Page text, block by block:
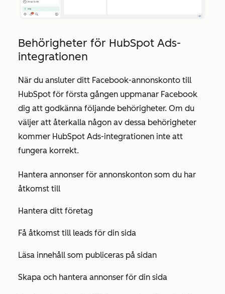
Behörigheter för HubSpot Ads-
integrationen
När du ansluter ditt Facebook-annonskonto till
HubSpot för första gången uppmanar Facebook
dig att godkänna följande behörigheter. Om du
väljer att återkalla någon av dessa behörigheter
kommer HubSpot Ads-integrationen inte att
fungera korrekt.
Hantera annonser för annonskonton som du har
åtkomst till
Hantera ditt företag
Få åtkomst till leads för din sida
Läsa innehåll som publiceras på sidan
Skapa och hantera annonser för din sida